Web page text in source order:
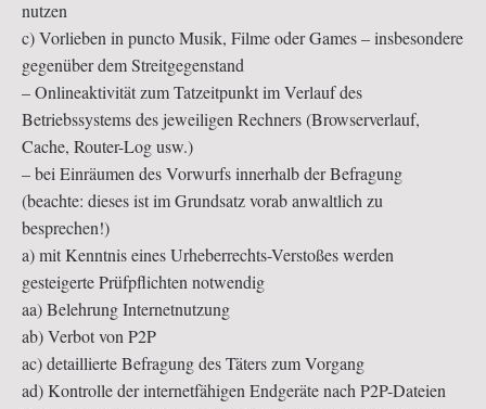
nutzen
c) Vorlieben in puncto Musik, Filme oder Games – insbesondere
gegenüber dem Streitgegenstand
– Onlineaktivität zum Tatzeitpunkt im Verlauf des
Betriebssystems des jeweiligen Rechners (Browserverlauf,
Cache, Router-Log usw.)
– bei Einräumen des Vorwurfs innerhalb der Befragung
(beachte: dieses ist im Grundsatz vorab anwaltlich zu
besprechen!)
a) mit Kenntnis eines Urheberrechts-Verstoßes werden
gesteigerte Prüfpflichten notwendig
aa) Belehrung Internetnutzung
ab) Verbot von P2P
ac) detaillierte Befragung des Täters zum Vorgang
ad) Kontrolle der internetfähigen Endgeräte nach P2P-Dateien